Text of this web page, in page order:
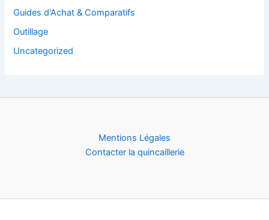
Guides d'Achat & Comparatifs
Outillage
Uncategorized
Mentions Légales
Contacter la quincaillerie